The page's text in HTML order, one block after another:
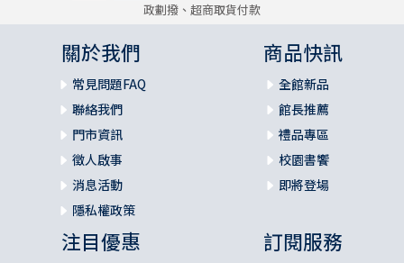
政劃撥、超商取貨付款
關於我們
常見問題FAQ
聯絡我們
門市資訊
徵人啟事
消息活動
隱私權政策
商品快訊
全館新品
館長推薦
禮品專區
校園書饗
即將登場
注目優惠 訂閱服務